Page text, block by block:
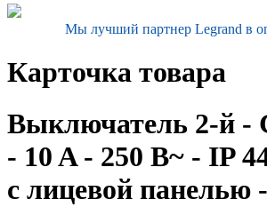
Мы лучший партнер Legrand в
Карточка товара
Выключатель 2-й -
- 10 A - 250 В~ - IP
с лицевой панелью